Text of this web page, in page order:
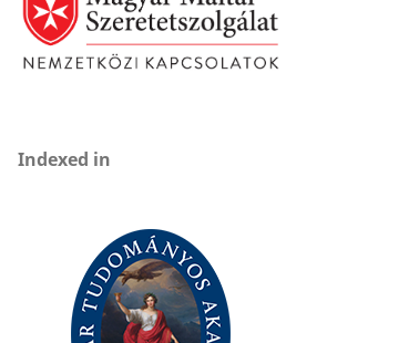
Indexed in